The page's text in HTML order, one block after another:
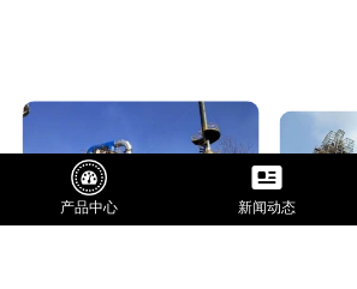
产品中心 新闻动态